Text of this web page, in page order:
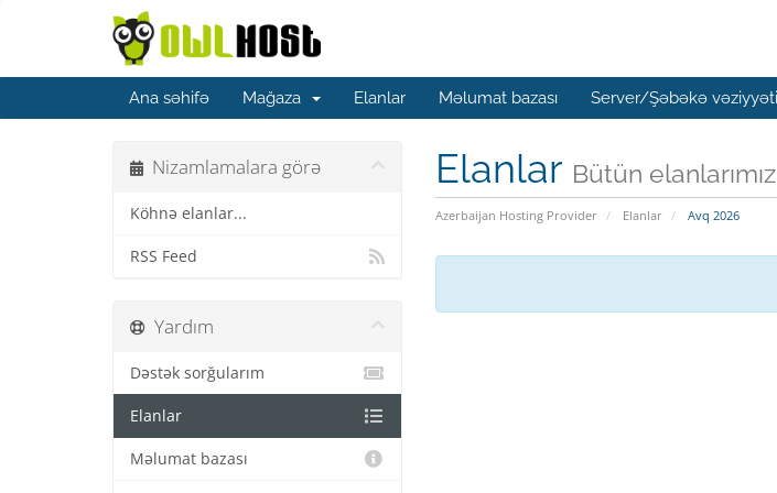
Ana səhifə Mağaza Elanlar Məlumat bazası Server/Şəbəkə vəziyyəti
Elanlar Bütün
Azerbaijan Hosting Provider Elanlar Avq 2026
Nizamlamalara görə
Köhnə elanlar...
RSS Feed
Yardım
Dəstək sorğularım
Elanlar
Məlumat bazası